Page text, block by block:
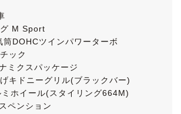
M Sport
筒DOHCツインパワーターボ
ック
ミクスパッケージ
キドニーグリル(ブラックバー)
ミホイール(スタイリング664M)
ペンション